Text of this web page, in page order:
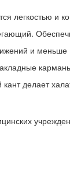
легкостью и
и
делает